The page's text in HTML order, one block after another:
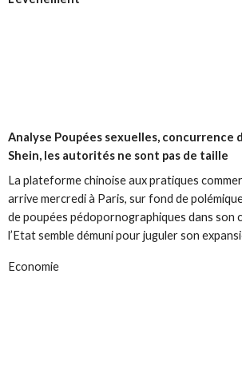
Analyse Poupées sexuelles, concurrence
Shein, les autorités ne sont pas de taille
La plateforme chinoise aux pratiques
arrive mercredi à Paris, sur fond de
de poupées pédopornographiques dans son
l’Etat semble démuni pour juguler son
Economie